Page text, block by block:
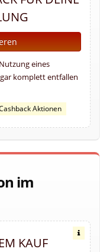
eines
komplett entfallen
Aktionen
im
KAUF